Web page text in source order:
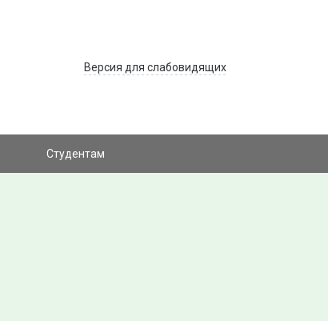
Версия для слабовидящих
Студентам